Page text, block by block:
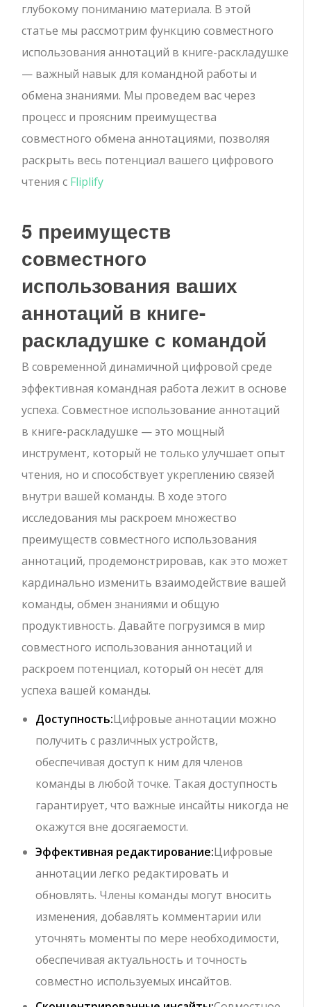
глубокому пониманию материала. В этой
статье мы рассмотрим функцию совместного
использования аннотаций в книге-раскладушке
— важный навык для командной работы и
обмена знаниями. Мы проведем вас через
процесс и проясним преимущества
совместного обмена аннотациями, позволяя
раскрыть весь потенциал вашего цифрового
чтения с Fliplify
5 преимуществ
совместного
использования ваших
аннотаций в книге-
раскладушке с командой
В современной динамичной цифровой среде
эффективная командная работа лежит в основе
успеха. Совместное использование аннотаций
в книге-раскладушке — это мощный
инструмент, который не только улучшает опыт
чтения, но и способствует укреплению связей
внутри вашей команды. В ходе этого
исследования мы раскроем множество
преимуществ совместного использования
аннотаций, продемонстрировав, как это может
кардинально изменить взаимодействие вашей
команды, обмен знаниями и общую
продуктивность. Давайте погрузимся в мир
совместного использования аннотаций и
раскроем потенциал, который он несёт для
успеха вашей команды.
Доступность:Цифровые аннотации можно
получить с различных устройств,
обеспечивая доступ к ним для членов
команды в любой точке. Такая доступность
гарантирует, что важные инсайты никогда не
окажутся вне досягаемости.
Эффективная редактирование:Цифровые
аннотации легко редактировать и
обновлять. Члены команды могут вносить
изменения, добавлять комментарии или
уточнять моменты по мере необходимости,
обеспечивая актуальность и точность
совместно используемых инсайтов.